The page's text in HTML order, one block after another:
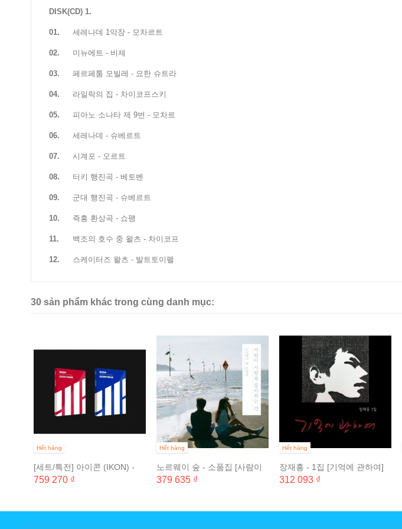
DISK(CD) 1.
01. 세레나데 1악장 - 모차르트
02. 미뉴에트 - 비제
03. 페르페툼 모빌레 - 요한 슈트라
04. 라일락의 집 - 차이코프스키
05. 피아노 소나타 제 9번 - 모차르
06. 세레나데 - 슈베르트
07. 시계포 - 오르트
08. 터키 행진곡 - 베토벤
09. 군대 행진곡 - 슈베르트
10. 즉흥 환상곡 - 쇼팽
11. 백조의 호수 중 왈츠 - 차이코프
12. 스케이터즈 왈츠 - 발트토이펠
30 sản phẩm khác trong cùng danh mục:
Hết hàng
[세트/특전] 아이콘 (IKON) -
NEW KIDS :...
759 270 ₫
Hết hàng
노르웨이 숲 - 소품집 [사람이
사람을 좋아하는 건]
379 635 ₫
Hết hàng
장재흥 - 1집 [기억에 관하여]
312 093 ₫